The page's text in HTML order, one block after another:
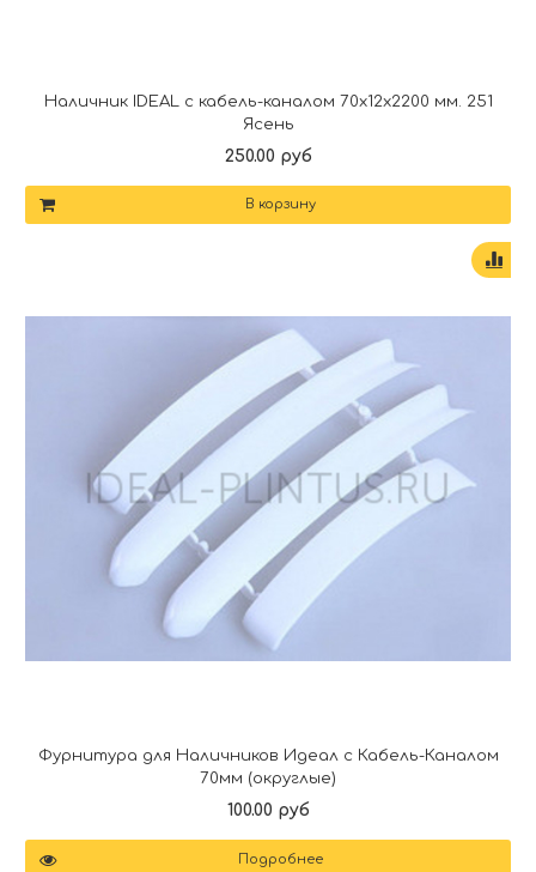
Наличник IDEAL с кабель-каналом 70х12х2200 мм. 251
Ясень
250.00 руб
В корзину
Фурнитура для Наличников Идеал с Кабель-Каналом
70мм (округлые)
100.00 руб
Подробнее